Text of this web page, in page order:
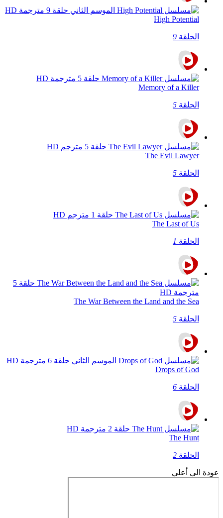
High Potential
الحلقة 9
Memory of a Killer
الحلقة 5
The Evil Lawyer
الحلقة 5
The Last of Us
الحلقة 1
The War Between the Land and the Sea
الحلقة 5
Drops of God
الحلقة 6
The Hunt
الحلقة 2
عودة الى أعلي